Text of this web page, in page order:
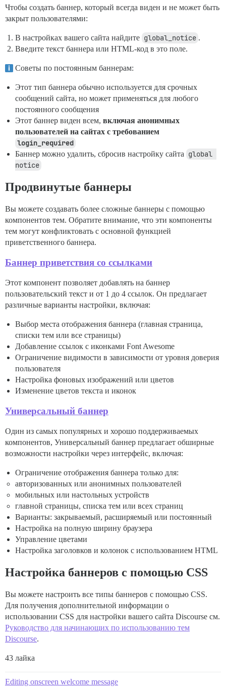
Чтобы создать баннер, который всегда виден и не может быть
закрыт пользователями:
В настройках вашего сайта найдите global_notice .
Введите текст баннера или HTML-код в это поле.
Советы по постоянным баннерам:
Этот тип баннера обычно используется для срочных
сообщений сайта, но может применяться для любого
постоянного сообщения
Этот баннер виден всем, включая анонимных
пользователей на сайтах с требованием
login_required
Баннер можно удалить, сбросив настройку сайта global
notice
Продвинутые баннеры
Вы можете создавать более сложные баннеры с помощью
компонентов тем. Обратите внимание, что эти компоненты
тем могут конфликтовать с основной функцией
приветственного баннера.
Баннер приветствия со ссылками
Этот компонент позволяет добавлять на баннер
пользовательский текст и от 1 до 4 ссылок. Он предлагает
различные варианты настройки, включая:
Выбор места отображения баннера (главная страница,
списки тем или все страницы)
Добавление ссылок с иконками Font Awesome
Ограничение видимости в зависимости от уровня доверия
пользователя
Настройка фоновых изображений или цветов
Изменение цветов текста и иконок
Универсальный баннер
Один из самых популярных и хорошо поддерживаемых
компонентов, Универсальный баннер предлагает обширные
возможности настройки через интерфейс, включая:
Ограничение отображения баннера только для:
авторизованных или анонимных пользователей
мобильных или настольных устройств
главной страницы, списка тем или всех страниц
Варианты: закрываемый, расширяемый или постоянный
Настройка на полную ширину браузера
Управление цветами
Настройка заголовков и колонок с использованием HTML
Настройка баннеров с помощью CSS
Вы можете настроить все типы баннеров с помощью CSS.
Для получения дополнительной информации о
использовании CSS для настройки вашего сайта Discourse см.
Руководство для начинающих по использованию тем
Discourse.
43 лайка
Editing onscreen welcome message